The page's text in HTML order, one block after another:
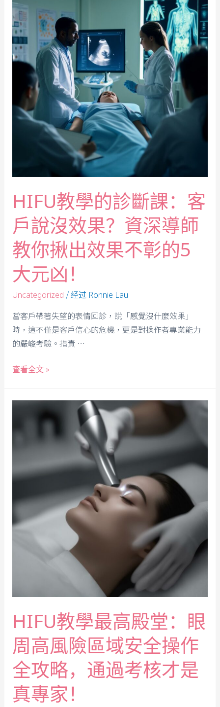
HIFU教學的診斷課：客
戶說沒效果？資深導師
教你揪出效果不彰的5
大元凶！
Uncategorized / 经过 Ronnie Lau
當客戶帶著失望的表情回診，說「感覺沒什麼效果」
時，這不僅是客戶信心的危機，更是對操作者專業能力
的嚴峻考驗。指責 …
查看全文 »
HIFU教學最高殿堂：眼
周高風險區域安全操作
全攻略，通過考核才是
真專家！